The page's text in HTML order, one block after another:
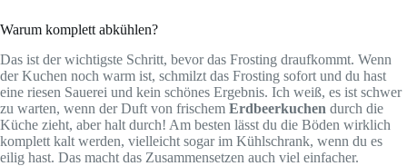
Warum komplett abkühlen?
Das ist der wichtigste Schritt, bevor das Frosting draufkommt. Wenn
der Kuchen noch warm ist, schmilzt das Frosting sofort und du hast
eine riesen Sauerei und kein schönes Ergebnis. Ich weiß, es ist schwer
zu warten, wenn der Duft von frischem Erdbeerkuchen durch die
Küche zieht, aber halt durch! Am besten lässt du die Böden wirklich
komplett kalt werden, vielleicht sogar im Kühlschrank, wenn du es
eilig hast. Das macht das Zusammensetzen auch viel einfacher.